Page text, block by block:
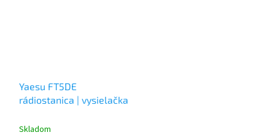
Yaesu FT5DE
rádiostanica | vysielačka
Skladom